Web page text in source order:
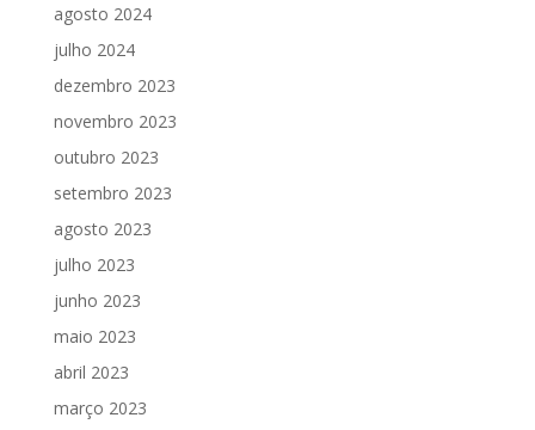
agosto 2024
julho 2024
dezembro 2023
novembro 2023
outubro 2023
setembro 2023
agosto 2023
julho 2023
junho 2023
maio 2023
abril 2023
março 2023